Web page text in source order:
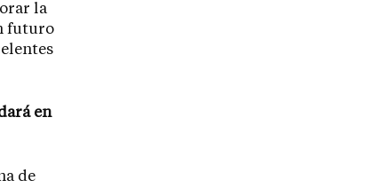
la
futuro
en
de